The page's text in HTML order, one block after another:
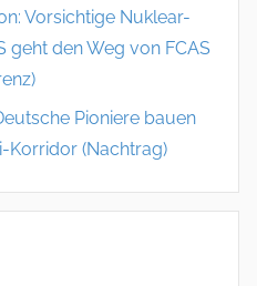
Vorsichtige Nuklear-
geht den Weg von FCAS
Pioniere bauen
Korridor (Nachtrag)